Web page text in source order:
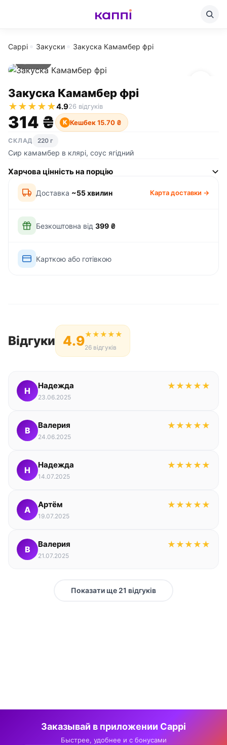
Cappi Закуски Закуска Камамбер фрі
Закуска Камамбер фрі
★★★★★4.926 відгуків
314 ₴ К Кешбек 15.70 ₴
СКЛАД 220 г
Сир камамбер в клярі, соус ягідний
Харчова цінність на порцію
Доставка ~55 хвилин Карта доставки →
Безкоштовна від 399 ₴
Карткою або готівкою
Відгуки 4.9★★★★★
26 відгуків
Н
Надежда ★ ★ ★ ★ ★
23.06.2025
В
Валерия ★ ★ ★ ★ ★
24.06.2025
Н
Надежда ★ ★ ★ ★ ★
14.07.2025
А
Артём ★ ★ ★ ★ ★
19.07.2025
В
Валерия ★ ★ ★ ★ ★
21.07.2025
Показати ще 21 відгуків
Заказывай в приложении Cappi
Быстрее, удобнее и с бонусами